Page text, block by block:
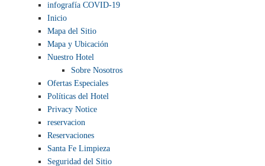
infografía COVID-19
Inicio
Mapa del Sitio
Mapa y Ubicación
Nuestro Hotel
Sobre Nosotros
Ofertas Especiales
Políticas del Hotel
Privacy Notice
reservacion
Reservaciones
Santa Fe Limpieza
Seguridad del Sitio